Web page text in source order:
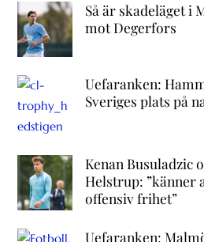
Så är skadeläget i
mot Degerfors
Uefaranken:
Sveriges plats på
Kenan Busuladzic
Helstrup: ”känner
offensiv frihet”
Uefaranken: